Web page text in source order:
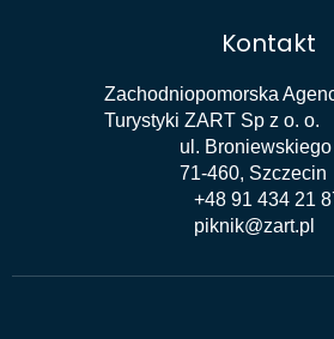
Kontakt
Zachodniopomorska
Turystyki ZART Sp z o. o.
ul. Broniewskiego
71-460, Szczecin
+48 91 434 21
piknik@zart.pl